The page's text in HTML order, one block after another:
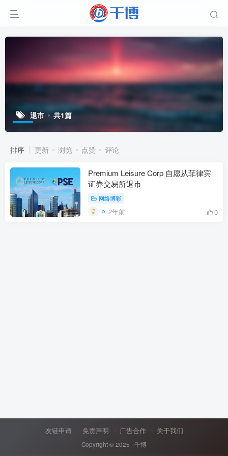
退市 共1篇
排序 更新 浏览 点赞 评论
Premium Leisure Corp 自愿从菲律宾
证券交易所退市
网络博彩
2年前 0
友链申请 免责声明 广告合作 关于我们
Copyright © 2025 · 千博